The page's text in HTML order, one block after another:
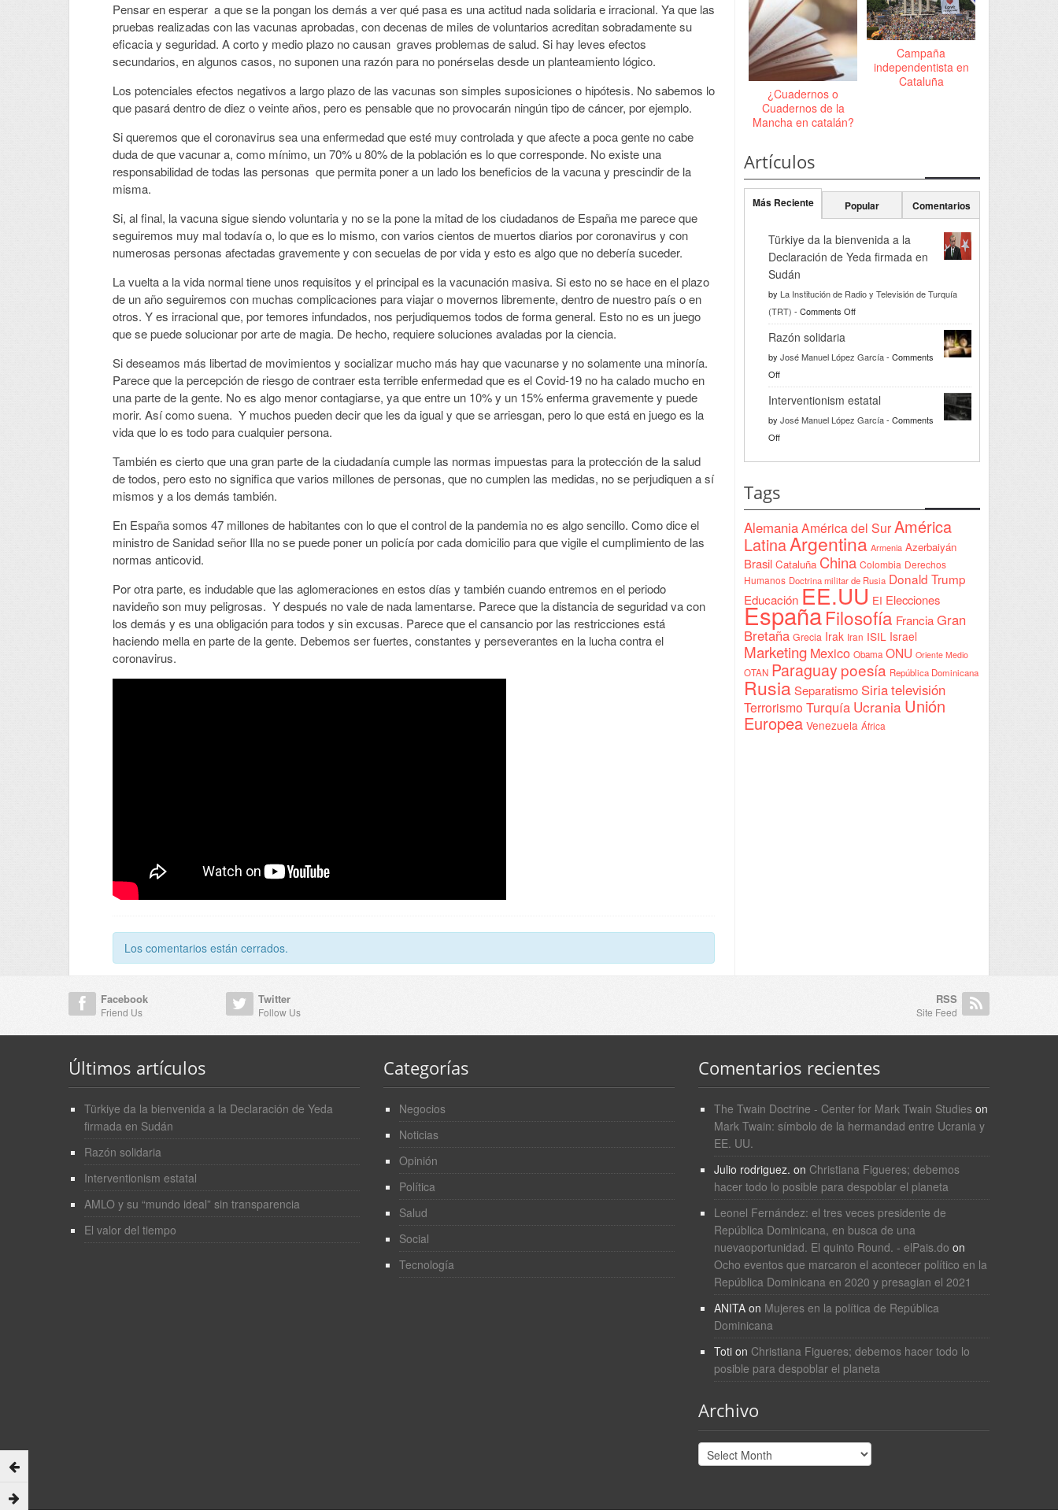
Pensar en esperar a que se la pongan los demás a ver qué pasa es una actitud nada solidaria e irracional. Ya que las
pruebas realizadas con las vacunas aprobadas, con decenas de miles de voluntarios acreditan sobradamente su
eficacia y seguridad. A corto y medio plazo no causan graves problemas de salud. Si hay leves efectos
secundarios, en algunos casos, no suponen una razón para no ponérselas desde un planteamiento lógico.
Los potenciales efectos negativos a largo plazo de las vacunas son simples suposiciones o hipótesis. No sabemos lo
que pasará dentro de diez o veinte años, pero es pensable que no provocarán ningún tipo de cáncer, por ejemplo.
Si queremos que el coronavirus sea una enfermedad que esté muy controlada y que afecte a poca gente no cabe
duda de que vacunar a, como mínimo, un 70% u 80% de la población es lo que corresponde. No existe una
responsabilidad de todas las personas que permita poner a un lado los beneficios de la vacuna y prescindir de la
misma.
Si, al final, la vacuna sigue siendo voluntaria y no se la pone la mitad de los ciudadanos de España me parece que
seguiremos muy mal todavía o, lo que es lo mismo, con varios cientos de muertos diarios por coronavirus y con
numerosas personas afectadas gravemente y con secuelas de por vida y esto es algo que no debería suceder.
La vuelta a la vida normal tiene unos requisitos y el principal es la vacunación masiva. Si esto no se hace en el plazo
de un año seguiremos con muchas complicaciones para viajar o movernos libremente, dentro de nuestro país o en
otros. Y es irracional que, por temores infundados, nos perjudiquemos todos de forma general. Esto no es un juego
que se puede solucionar por arte de magia. De hecho, requiere soluciones avaladas por la ciencia.
Si deseamos más libertad de movimientos y socializar mucho más hay que vacunarse y no solamente una minoría.
Parece que la percepción de riesgo de contraer esta terrible enfermedad que es el Covid-19 no ha calado mucho en
una parte de la gente. No es algo menor contagiarse, ya que entre un 10% y un 15% enferma gravemente y puede
morir. Así como suena. Y muchos pueden decir que les da igual y que se arriesgan, pero lo que está en juego es la
vida que lo es todo para cualquier persona.
También es cierto que una gran parte de la ciudadanía cumple las normas impuestas para la protección de la salud
de todos, pero esto no significa que varios millones de personas, que no cumplen las medidas, no se perjudiquen a sí
mismos y a los demás también.
En España somos 47 millones de habitantes con lo que el control de la pandemia no es algo sencillo. Como dice el
ministro de Sanidad señor Illa no se puede poner un policía por cada domicilio para que vigile el cumplimiento de las
normas anticovid.
Por otra parte, es indudable que las aglomeraciones en estos días y también cuando entremos en el periodo
navideño son muy peligrosas. Y después no vale de nada lamentarse. Parece que la distancia de seguridad va con
los demás y es una obligación para todos y sin excusas. Parece que el cansancio por las restricciones está
haciendo mella en parte de la gente. Debemos ser fuertes, constantes y perseverantes en la lucha contra el
coronavirus.
Los comentarios están cerrados.
¿Cuadernos o
Cuadernos de la
Mancha en catalán?
Campaña
independentista en
Cataluña
Artículos
Más Reciente Popular Comentarios
Türkiye da la bienvenida a la
Declaración de Yeda firmada en
Sudán
by La Institución de Radio y Televisión de Turquía
(TRT) - Comments Offon
Türkiye
la
a
Yeda
Razón solidaria
by José Manuel López García- Comments
Offon
Razón
solidaria
Interventionism estatal
by José Manuel López García- Comments
Offon
Tags
AlemaniaAmérica del SurAmérica
LatinaArgentina Armenia Azerbaiyán
Brasil Cataluña China Colombia Derechos
Humanos Doctrina militar de Rusia Donald Trump
Educación EE.UU EI Elecciones
EspañaFilosofía FranciaGran
Bretaña Grecia Irak Iran ISIL Israel
Marketing Mexico Obama ONU Oriente Medio
OTAN Paraguaypoesía República Dominicana
RusiaSeparatismo Siriatelevisión
Terrorismo Turquía Ucrania Unión
Europea Venezuela África
Facebook
Friend Us
Twitter
Follow Us
RSS
Site Feed
Últimos artículos
Türkiye da la bienvenida a la Declaración de Yeda
firmada en Sudán
Razón solidaria
Interventionism estatal
AMLO y su “mundo ideal” sin transparencia
El valor del tiempo
Categorías
Negocios
Noticias
Opinión
Política
Salud
Social
Tecnología
Comentarios recientes
The Twain Doctrine - Center for Mark Twain Studies on
Mark Twain: símbolo de la hermandad entre Ucrania y
EE. UU.
Julio rodriguez. on Christiana Figueres; debemos
hacer todo lo posible para despoblar el planeta
Leonel Fernández: el tres veces presidente de
República Dominicana, en busca de una
nuevaoportunidad. El quinto Round. - elPais.do on
Ocho eventos que marcaron el acontecer político en la
República Dominicana en 2020 y presagian el 2021
ANITA on Mujeres en la política de República
Dominicana
Toti on Christiana Figueres; debemos hacer todo lo
posible para despoblar el planeta
Archivo
Archivo